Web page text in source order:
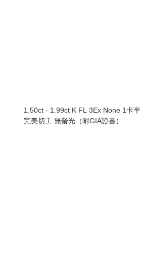
1.50ct - 1.99ct K FL 3Ex None 1卡半
完美切工 無螢光（附GIA證書）